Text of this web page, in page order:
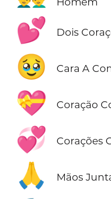
💕 Dois
🥹 Cara A
💝 Coração
💞 Corações
🙏 Mãos